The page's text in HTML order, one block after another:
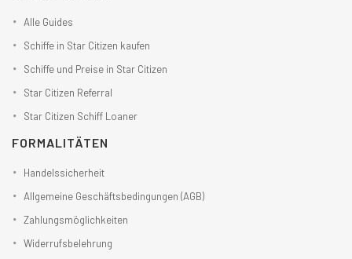
Alle Guides
Schiffe in Star Citizen kaufen
Schiffe und Preise in Star Citizen
Star Citizen Referral
Star Citizen Schiff Loaner
FORMALITÄTEN
Handelssicherheit
Allgemeine Geschäftsbedingungen (AGB)
Zahlungsmöglichkeiten
Widerrufsbelehrung